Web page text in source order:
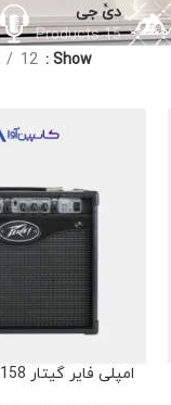
دی جی
15 Products
Show
12
امپلی فایر گیتار Peavey Rage 158